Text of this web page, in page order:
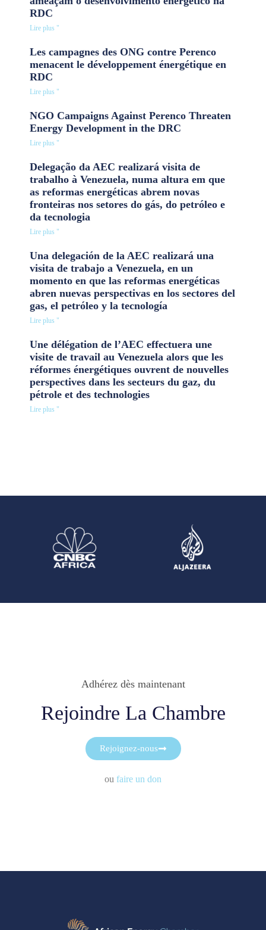
RDC
Lire plus "
Les campagnes des ONG contre Perenco
menacent le développement énergétique en
RDC
Lire plus "
NGO Campaigns Against Perenco Threaten
Energy Development in the DRC
Lire plus "
Delegação da AEC realizará visita de
trabalho à Venezuela, numa altura em que
as reformas energéticas abrem novas
fronteiras nos setores do gás, do petróleo e
da tecnologia
Lire plus "
Una delegación de la AEC realizará una
visita de trabajo a Venezuela, en un
momento en que las reformas energéticas
abren nuevas perspectivas en los sectores del
gas, el petróleo y la tecnología
Lire plus "
Une délégation de l’AEC effectuera une
visite de travail au Venezuela alors que les
réformes énergétiques ouvrent de nouvelles
perspectives dans les secteurs du gaz, du
pétrole et des technologies
Lire plus "
Adhérez dès maintenant
Rejoindre La Chambre
Rejoignez-nous
ou faire un don